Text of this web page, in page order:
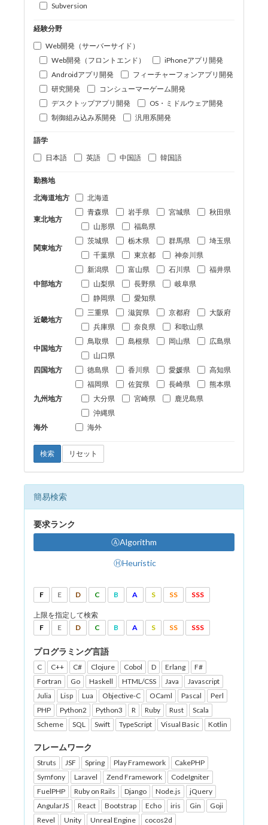
Subversion
経験分野
Web開発（サーバーサイド）
Web開発（フロントエンド）
iPhoneアプリ開発
Androidアプリ開発
フィーチャーフォンアプリ開発
研究開発
コンシューマーゲーム開発
デスクトップアプリ開発
OS・ミドルウェア開発
制御組み込み系開発
汎用系開発
語学
日本語
英語 中国語 韓国語
勤務地
北海道地方
北海道
東北地方
青森県 岩手県 宮城県
秋田県
山形県
福島県
関東地方
茨城県 栃木県 群馬県
埼玉県
千葉県
東京都 神奈川県
中部地方
新潟県 富山県 石川県
福井県
山梨県
長野県
岐阜県
静岡県
愛知県
近畿地方
三重県 滋賀県 京都府
大阪府
兵庫県
奈良県 和歌山県
中国地方
鳥取県 島根県 岡山県
広島県
山口県
四国地方
徳島県 香川県 愛媛県 高知県
九州地方
福岡県 佐賀県 長崎県
熊本県
大分県
宮崎県
鹿児島県
沖縄県
海外
海外
検索 リセット
簡易検索
要求ランク
ⒶAlgorithm
ⒽHeuristic
F E D C B A S SS SSS
上限を指定して検索
F
E D C B A S SS SSS
プログラミング言語
C C++ C# Clojure Cobol D Erlang
F#
Fortran
Go Haskell HTML/CSS Java
Javascript
Julia
Lisp Lua Objective-C OCaml Pascal
Perl
PHP
Python2 Python3 R Ruby Rust
Scala
Scheme
SQL Swift TypeScript Visual Basic Kotlin
フレームワーク
Struts JSF Spring Play Framework
CakePHP
Symfony
Laravel Zend Framework
CodeIgniter
FuelPHP
Ruby on Rails Django Node.js
jQuery
AngularJS
React Bootstrap Echo iris Gin
Goji
Revel
Unity Unreal Engine
cocos2d